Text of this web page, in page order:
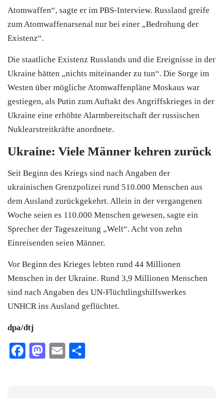
Atomwaffen“, sagte er im PBS-Interview. Russland greife
zum Atomwaffenarsenal nur bei einer „Bedrohung der
Existenz“.
Die staatliche Existenz Russlands und die Ereignisse in der
Ukraine hätten „nichts miteinander zu tun“. Die Sorge im
Westen über mögliche Atomwaffenpläne Moskaus war
gestiegen, als Putin zum Auftakt des Angriffskrieges in der
Ukraine eine erhöhte Alarmbereitschaft der russischen
Nuklearstreitkräfte anordnete.
Ukraine: Viele Männer kehren zurück
Seit Beginn des Kriegs sind nach Angaben der
ukrainischen Grenzpolizei rund 510.000 Menschen aus
dem Ausland zurückgekehrt. Allein in der vergangenen
Woche seien es 110.000 Menschen gewesen, sagte ein
Sprecher der Tageszeitung „Welt“. Acht von zehn
Einreisenden seien Männer.
Vor Beginn des Krieges lebten rund 44 Millionen
Menschen in der Ukraine. Rund 3,9 Millionen Menschen
sind nach Angaben des UN-Flüchtlingshilfswerkes
UNHCR ins Ausland geflüchtet.
dpa/dtj
Facebook
Mastodon
Email